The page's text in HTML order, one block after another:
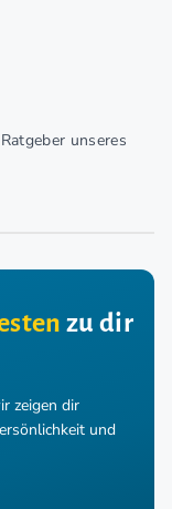
unseres
zu dir
zeigen dir
und